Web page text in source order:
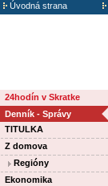
Úvodná strana
24hodín v Skratke
Denník - Správy
TITULKA
Z domova
Regióny
Ekonomika